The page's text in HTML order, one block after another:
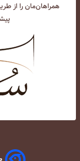
همراهان‌مان را از